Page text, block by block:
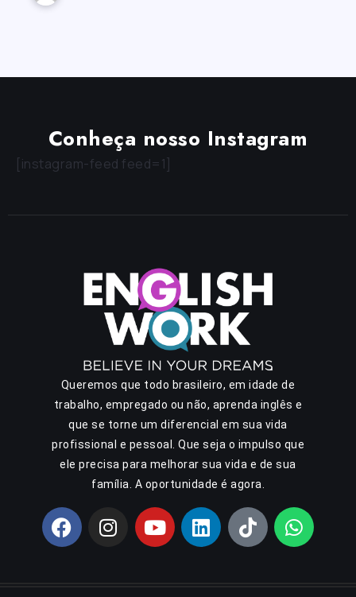
Conheça nosso Instagram
[instagram-feed feed=1]
Queremos que todo brasileiro, em idade de
trabalho, empregado ou não, aprenda inglês e
que se torne um diferencial em sua vida
profissional e pessoal. Que seja o impulso que
ele precisa para melhorar sua vida e de sua
família. A oportunidade é agora.